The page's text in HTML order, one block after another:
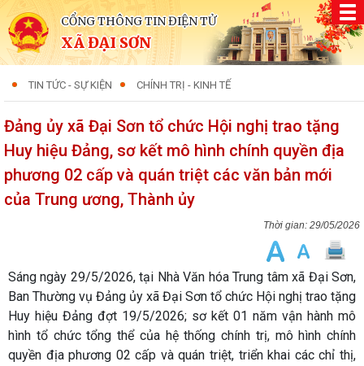
CỔNG THÔNG TIN ĐIỆN TỬ
XÃ ĐẠI SƠN
TIN TỨC - SỰ KIỆN CHÍNH TRỊ - KINH TẾ
Đảng ủy xã Đại Sơn tổ chức Hội nghị trao tặng
Huy hiệu Đảng, sơ kết mô hình chính quyền địa
phương 02 cấp và quán triệt các văn bản mới
của Trung ương, Thành ủy
29/05/2026
Sáng ngày 29/5/2026, tại Nhà Văn hóa Trung tâm xã Đại Sơn,
Ban Thường vụ Đảng ủy xã Đại Sơn tổ chức Hội nghị trao tặng
Huy hiệu Đảng đợt 19/5/2026; sơ kết 01 năm vận hành mô
hình tổ chức tổng thể của hệ thống chính trị, mô hình chính
quyền địa phương 02 cấp và quán triệt, triển khai các chỉ thị,